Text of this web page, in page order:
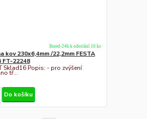
kov 230x6,4mm /22,2mm FESTA
FT-22248
Sklad16 Popis: - pro zvýšení
tř...
Ihned-24h k odeslání 10 ks
Do košíku